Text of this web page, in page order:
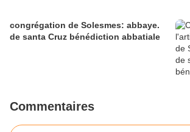
congrégation de Solesmes: abbaye.
de santa Cruz bénédiction abbatiale
Commentaires